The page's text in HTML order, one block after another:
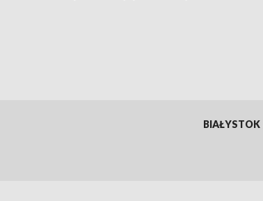
BIAŁYSTOK